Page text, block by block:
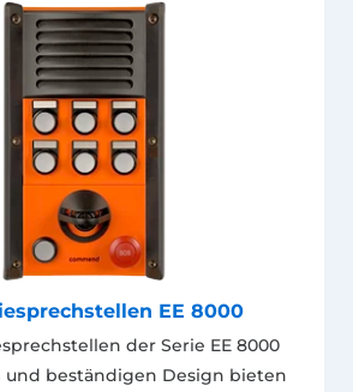
EE 8000
der Serie EE 8000
beständigen Design bieten